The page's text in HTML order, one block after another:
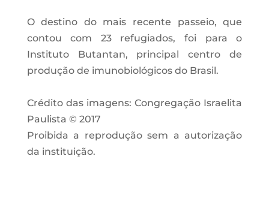
O destino do mais recente passeio, que
contou com 23 refugiados, foi para o
Instituto Butantan, principal centro de
produção de imunobiológicos do Brasil.
Crédito das imagens: Congregação Israelita
Paulista © 2017
Proibida a reprodução sem a autorização
da instituição.